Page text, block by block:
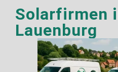
Solarfirmen
Lauenburg